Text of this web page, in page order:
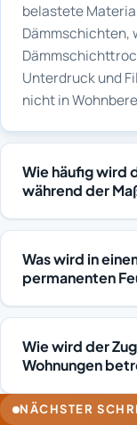
belastete
Dämmschichten,
Unterdruck und
nicht in
Wie häufig wird
während der
Die
gemessen und
nachvollziehbar
stagnieren,
angepasst. Das
Zielwerte
Was wird in
permanenten
Erfasst werden
Messverfahren
Klimawerte und
Anpassungen der
Wie wird der
Wohnungen
Bei Schäden über
NÄCHSTER